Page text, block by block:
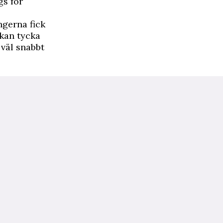
fick
tycka
snabbt